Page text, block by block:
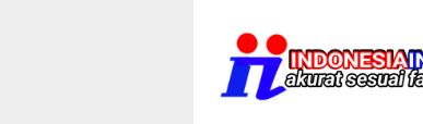
konten